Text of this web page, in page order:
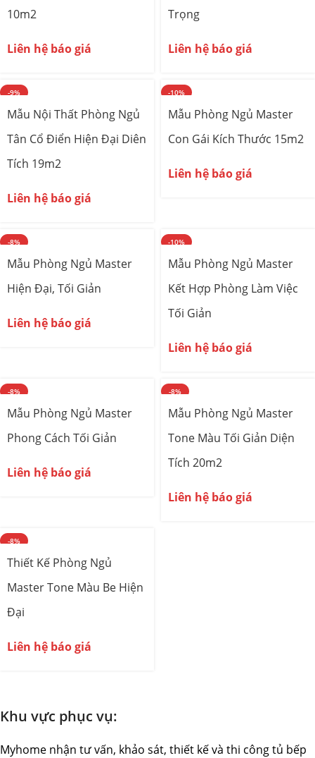
10m2
Liên hệ báo giá
Trọng
Liên hệ báo giá
-9%
Mẫu Nội Thất Phòng Ngủ
Tân Cổ Điển Hiện Đại Diên
Tích 19m2
Liên hệ báo giá
-10%
Mẫu Phòng Ngủ Master
Con Gái Kích Thước 15m2
Liên hệ báo giá
-8%
Mẫu Phòng Ngủ Master
Hiện Đại, Tối Giản
Liên hệ báo giá
-10%
Mẫu Phòng Ngủ Master
Kết Hợp Phòng Làm Việc
Tối Giản
Liên hệ báo giá
-8%
Mẫu Phòng Ngủ Master
Phong Cách Tối Giản
Liên hệ báo giá
-8%
Mẫu Phòng Ngủ Master
Tone Màu Tối Giản Diện
Tích 20m2
Liên hệ báo giá
-8%
Thiết Kế Phòng Ngủ
Master Tone Màu Be Hiện
Đại
Liên hệ báo giá
Khu vực phục vụ:
Myhome nhận tư vấn, khảo sát, thiết kế và thi công tủ bếp